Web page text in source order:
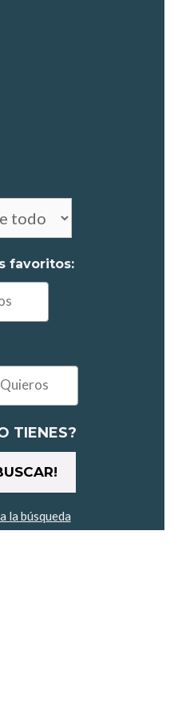
favoritos:
TIENES?
la búsqueda